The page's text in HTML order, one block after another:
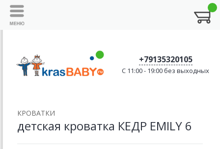
+79135320105
C 11:00 - 19:00 без выходных
КРОВАТКИ
детская кроватка КЕДР EMILY 6